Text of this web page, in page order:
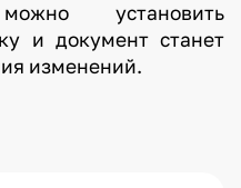
установить
и документ станет
изменений.